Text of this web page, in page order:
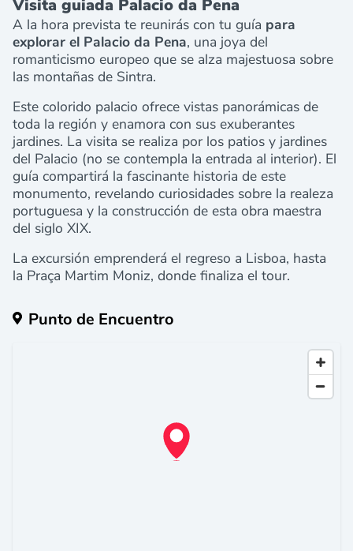
Visita guiada Palacio da Pena
A la hora prevista te reunirás con tu guía para
explorar el Palacio da Pena, una joya del
romanticismo europeo que se alza majestuosa sobre
las montañas de Sintra.
Este colorido palacio ofrece vistas panorámicas de
toda la región y enamora con sus exuberantes
jardines. La visita se realiza por los patios y jardines
del Palacio (no se contempla la entrada al interior). El
guía compartirá la fascinante historia de este
monumento, revelando curiosidades sobre la realeza
portuguesa y la construcción de esta obra maestra
del siglo XIX.
La excursión emprenderá el regreso a Lisboa, hasta
la Praça Martim Moniz, donde finaliza el tour.
Punto de Encuentro